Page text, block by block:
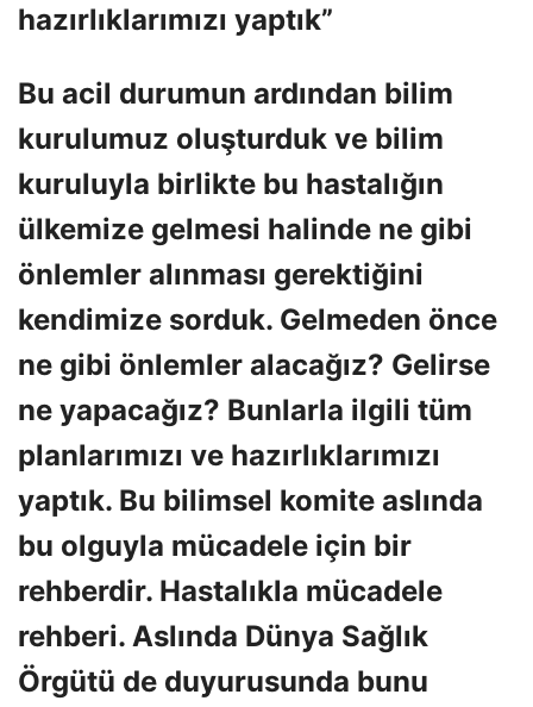
hazırlıklarımızı yaptık”
Bu acil durumun ardından bilim
kurulumuz oluşturduk ve bilim
kuruluyla birlikte bu hastalığın
ülkemize gelmesi halinde ne gibi
önlemler alınması gerektiğini
kendimize sorduk. Gelmeden önce
ne gibi önlemler alacağız? Gelirse
ne yapacağız? Bunlarla ilgili tüm
planlarımızı ve hazırlıklarımızı
yaptık. Bu bilimsel komite aslında
bu olguyla mücadele için bir
rehberdir. Hastalıkla mücadele
rehberi. Aslında Dünya Sağlık
Örgütü de duyurusunda bunu